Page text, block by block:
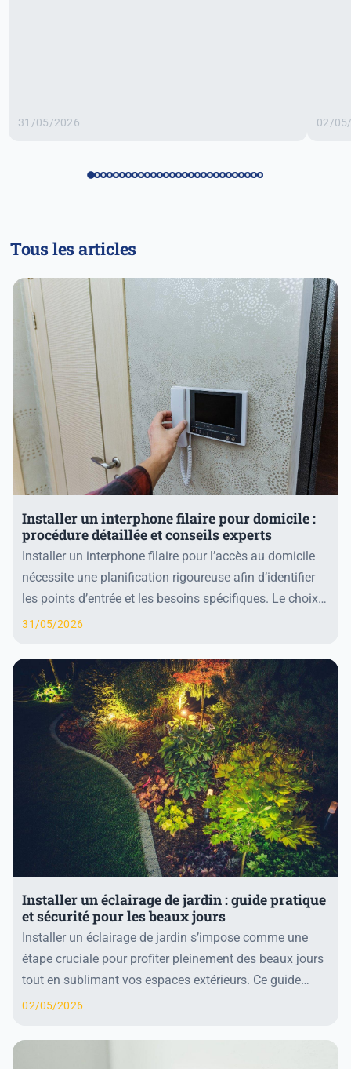
31/05/2026 02/
Tous les articles
Installer un interphone filaire pour domicile :
procédure détaillée et conseils experts
Installer un interphone filaire pour l’accès au domicile
nécessite une planification rigoureuse afin d’identifier
les points d’entrée et les besoins spécifiques. Le choix
d’un interphone adapté avec u...
31/05/2026
Installer un éclairage de jardin : guide pratique
et sécurité pour les beaux jours
Installer un éclairage de jardin s’impose comme une
étape cruciale pour profiter pleinement des beaux jours
tout en sublimant vos espaces extérieurs. Ce guide
pratique vous accompagne dans la planific...
02/05/2026